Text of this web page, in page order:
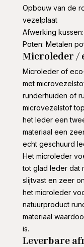
Opbouw van de
vezelplaat
Afwerking
Poten: Metalen
Microleder /
Microleder of
met
runderhuiden of
microvezelstof
het leder een
materiaal een
echt geschuurd
Het microleder
tot glad leder dat
slijtvast en zeer
het microleder
natuurproduct
materiaal
is.
Leverbare